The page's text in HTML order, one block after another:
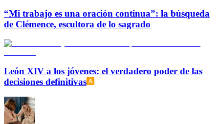
“Mi trabajo es una oración continua”: la búsqueda
de Clémence, escultora de lo sagrado
León XIV a los jóvenes: el verdadero poder de las
decisiones definitivas